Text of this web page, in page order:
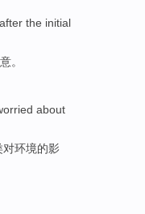
after the initial
。
about
对环境的影